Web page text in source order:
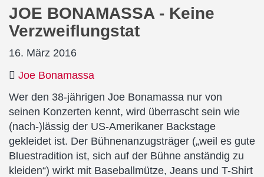
JOE BONAMASSA - Keine
Verzweiflungstat
16. März 2016
Joe Bonamassa
Wer den 38-jährigen Joe Bonamassa nur von
seinen Konzerten kennt, wird überrascht sein wie
(nach-)lässig der US-Amerikaner Backstage
gekleidet ist. Der Bühnenanzugsträger („weil es gute
Bluestradition ist, sich auf der Bühne anständig zu
kleiden“) wirkt mit Baseballmütze, Jeans und T-Shirt